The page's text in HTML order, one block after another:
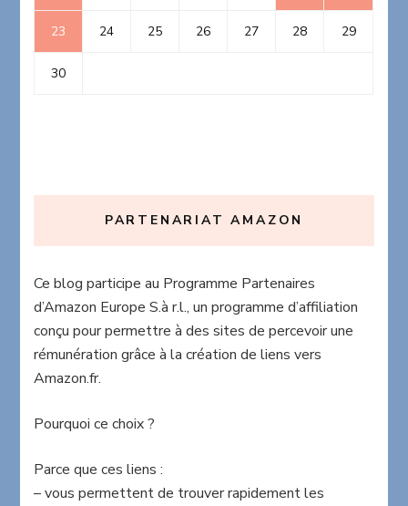
23 24 25 26 27 28 29
30
PARTENARIAT AMAZON
Ce blog participe au Programme Partenaires
d’Amazon Europe S.à r.l., un programme d’affiliation
conçu pour permettre à des sites de percevoir une
rémunération grâce à la création de liens vers
Amazon.fr.
Pourquoi ce choix ?
Parce que ces liens :
– vous permettent de trouver rapidement les